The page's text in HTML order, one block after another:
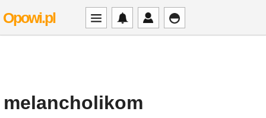
Opowi.pl
melancholikom